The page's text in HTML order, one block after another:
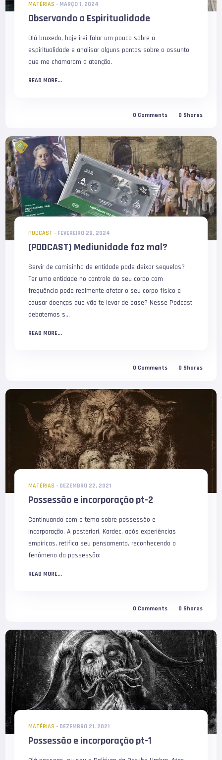
MATÉRIAS - MARÇO 1, 2024
Observando a Espiritualidade
Olá bruxedo, hoje irei falar um pouco sobre a
espiritualidade e analisar alguns pontos sobre o assunto
que me chamaram a atenção.
READ MORE...
0 Comments 0 Shares
PODCAST - FEVEREIRO 28, 2024
(PODCAST) Mediunidade faz mal?
Servir de camisinha de entidade pode deixar sequelas?
Ter uma entidade no controle do seu corpo com
frequência pode realmente afetar o seu corpo físico e
causar doenças que vão te levar de base? Nesse Podcast
debatemos s...
READ MORE...
0 Comments 0 Shares
MATÉRIAS - DEZEMBRO 22, 2021
Possessão e incorporação pt-2
Continuando com o tema sobre possessão e
incorporação. A posteriori, Kardec, após experiências
empíricas, retifica seu pensamento, reconhecendo o
fenômeno da possessão:
READ MORE...
0 Comments 0 Shares
MATÉRIAS - DEZEMBRO 21, 2021
Possessão e incorporação pt-1